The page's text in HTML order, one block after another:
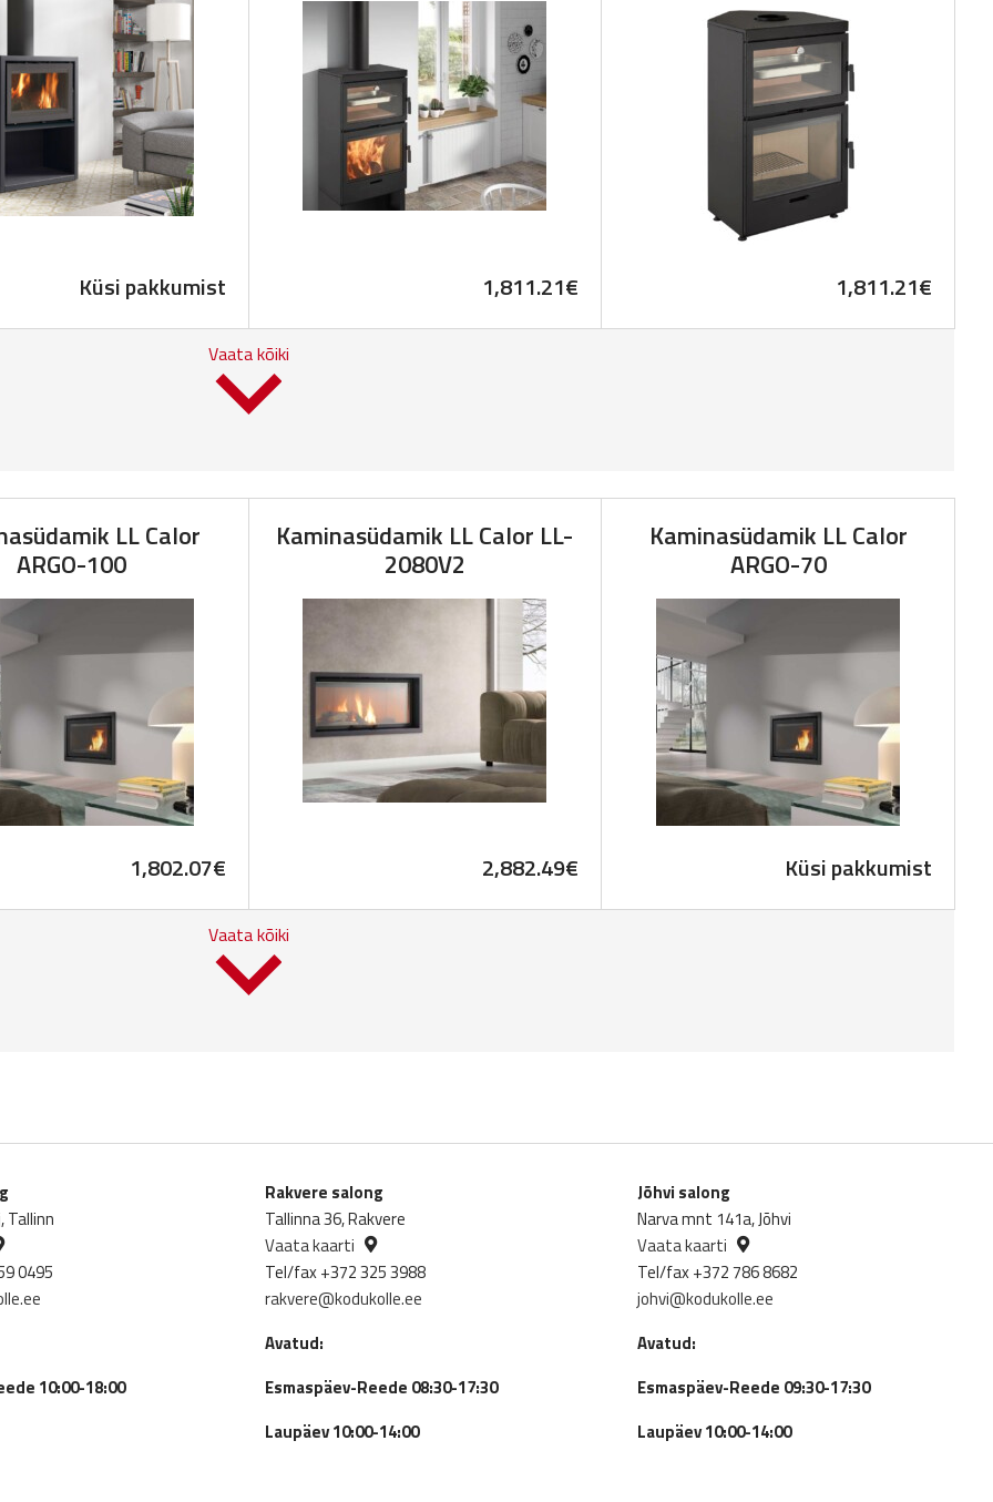
Küsi pakkumist 1,811.21€ 1,811.21€
Vaata kõiki
LL Calor
ARGO-100
1,802.07€
Kaminasüdamik LL Calor LL-
2080V2
2,882.49€
Kaminasüdamik LL Calor
ARGO-70
Küsi pakkumist
Vaata kõiki
Tallinn
0495
10:00-18:00
Rakvere salong
Tallinna 36, Rakvere
Vaata kaarti
Tel/fax +372 325 3988
rakvere@kodukolle.ee
Avatud:
Esmaspäev-Reede 08:30-17:30
Laupäev 10:00-14:00
Jõhvi salong
Narva mnt 141a, Jõhvi
Vaata kaarti
Tel/fax +372 786 8682
johvi@kodukolle.ee
Avatud:
Esmaspäev-Reede 09:30-17:30
Laupäev 10:00-14:00